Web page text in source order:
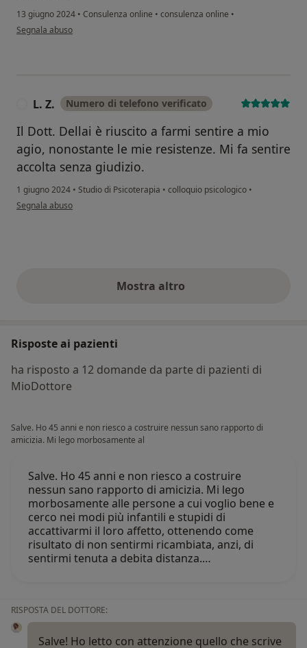
13 giugno 2024 • Consulenza online • consulenza online •
secondo l'opinione dell'utente M.B.
Segnala abuso
L. Z. Numero di telefono verificato
Il Dott. Dellai è riuscito a farmi sentire a mio
agio, nonostante le mie resistenze. Mi fa sentire
accolta senza giudizio.
1 giugno 2024 • Studio di Psicoterapia • colloquio psicologico •
secondo l'opinione dell'utente L. Z.
Segnala abuso
Mostra altroopinioni di cui sopra
Risposte ai pazienti
ha risposto a 12 domande da parte di pazienti di
MioDottore
Salve. Ho 45 anni e non riesco a costruire nessun sano rapporto di
amicizia. Mi lego morbosamente al
Salve. Ho 45 anni e non riesco a costruire
nessun sano rapporto di amicizia. Mi lego
morbosamente alle persone a cui voglio bene e
cerco nei modi più infantili e stupidi di
accattivarmi il loro affetto, ottenendo come
risultato di non sentirmi ricambiata, anzi, di
sentirmi tenuta a debita distanza.…
RISPOSTA DEL DOTTORE:
Salve! Ho letto con attenzione quello che scrive